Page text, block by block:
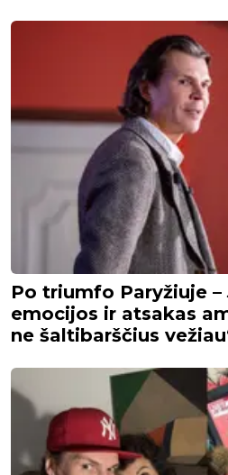
Po triumfo Paryžiuje
emocijos ir atsakas
ne šaltibarščius